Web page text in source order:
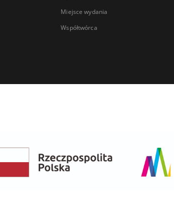
Miejsce wydania
Współtwórca